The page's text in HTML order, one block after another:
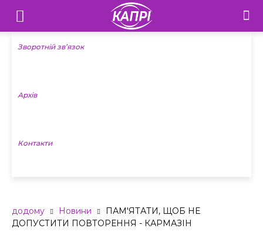
Телебачення
«Капрі»
Новини
Зворотній зв’язок
Архів
Контакти
додому Новини
ПАМ'ЯТАТИ, ЩОБ НЕ
ДОПУСТИТИ ПОВТОРЕННЯ - КАРМАЗІН